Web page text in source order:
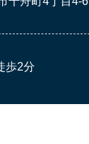
歩2分